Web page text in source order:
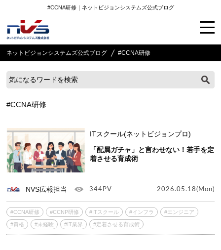
#CCNA研修｜ネットビジョンシステムズ公式ブログ
ネットビジョンシステムズ公式ブログ #CCNA研修
#CCNA研修
ITスクール(ネットビジョンプロ)
「配属ガチャ」と言わせない！若手を定
着させる育成術
NVS広報担当 344PV 2026.05.18(Mon)
#CCNA研修 #CCNP研修 #ITスクール #インフラ #エンジニア
#資格 #未経験 #IT業界 #定着させる育成術